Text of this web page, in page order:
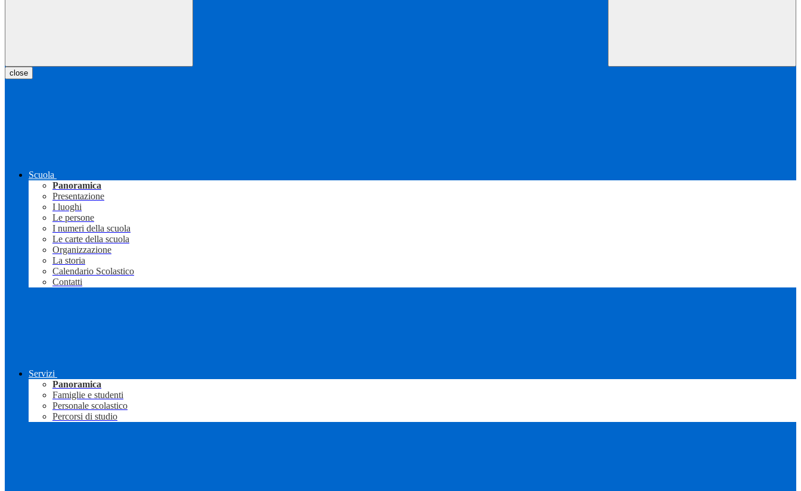
close
Scuola
Panoramica
Presentazione
I luoghi
Le persone
I numeri della scuola
Le carte della scuola
Organizzazione
La storia
Calendario Scolastico
Contatti
Servizi
Panoramica
Famiglie e studenti
Personale scolastico
Percorsi di studio